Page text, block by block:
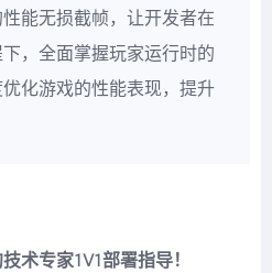
能无损截帧，让开发者在
，全面掌握玩家运行时的
化游戏的性能表现，提升
术专家1V1部署指导！